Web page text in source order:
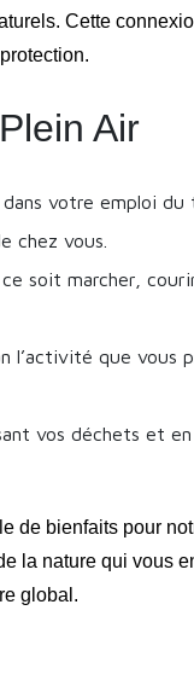
Cette
Air
votre emploi du
chez vous.
soit marcher,
l’activité que vous
vos déchets et
de bienfaits pour
la nature qui vous
global.